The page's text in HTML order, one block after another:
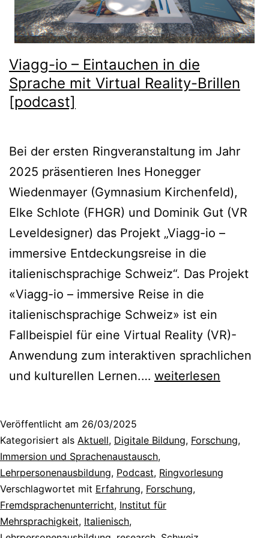
Viagg-io – Eintauchen in die
Sprache mit Virtual Reality-Brillen
[podcast]
Bei der ersten Ringveranstaltung im Jahr
2025 präsentieren Ines Honegger
Wiedenmayer (Gymnasium Kirchenfeld),
Elke Schlote (FHGR) und Dominik Gut (VR
Leveldesigner) das Projekt „Viagg-io –
immersive Entdeckungsreise in die
italienischsprachige Schweiz“. Das Projekt
«Viagg-io – immersive Reise in die
italienischsprachige Schweiz» ist ein
Fallbeispiel für eine Virtual Reality (VR)-
Anwendung zum interaktiven sprachlichen
und kulturellen Lernen.… Viagg-
Eintauchen
in
die
Sprache
weiterlesen
Veröffentlicht am 26/03/2025
Kategorisiert als Aktuell, Digitale Bildung, Forschung,
Immersion und Sprachenaustausch,
Lehrpersonenausbildung, Podcast, Ringvorlesung
Verschlagwortet mit Erfahrung, Forschung,
Fremdsprachenunterricht, Institut für
Mehrsprachigkeit, Italienisch,